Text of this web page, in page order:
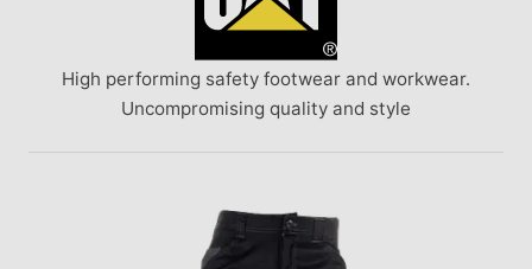
High performing safety footwear and workwear.
Uncompromising quality and style